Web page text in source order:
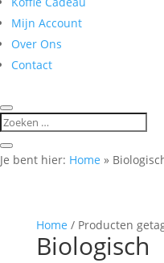
Mijn Account
Over Ons
Contact
Je bent hier: Home »
Home / Producten
Biologisch